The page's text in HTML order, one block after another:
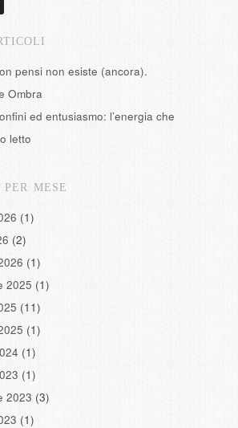
pensi non esiste (ancora).
Ombra
ed entusiasmo: l’energia che
letto
MESE
(1)
(2)
(1)
2025 (1)
(11)
(1)
(1)
(1)
2023 (3)
(1)